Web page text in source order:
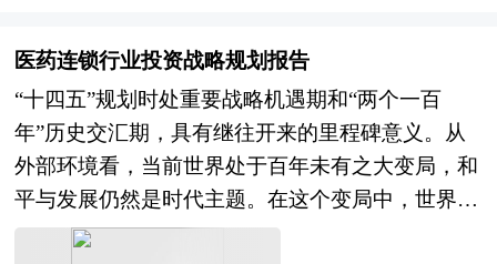
据了国家统计局、国家商务部、国家发改委、国家
经济信息中心、国务院发展研究中心、中国行业研
究网、全国及海外多种相关报纸杂志的基础信息等
公布和提供的大量资料和数据，客观、多角度地对
中国口腔诊所市场进行了分析研究。报告在总结中
各方面因素，对中国口腔诊所行业的发展趋势给予
更好地模拟生理胰岛素分泌。为了提高患者的使用
如开发更小、更轻便的注射器，以及能够精确控制
注射剂量的智能注射器。 预计胰岛素注射液市场
将继续增长，市场规模将不断扩大。随着糖尿病患
者的不断增加和胰岛素治疗方法的普及，胰岛素注
射液市场将迎来更多的增长机会。同时，随着技术
医药连锁行业投资战略规划报告
“十四五”规划时处重要战略机遇期和“两个一百
年”历史交汇期，具有继往开来的里程碑意义。从
外部环境看，当前世界处于百年未有之大变局，和
平与发展仍然是时代主题。在这个变局中，世界经
济中心正逐步向亚太转移，中国和其他新兴经济体